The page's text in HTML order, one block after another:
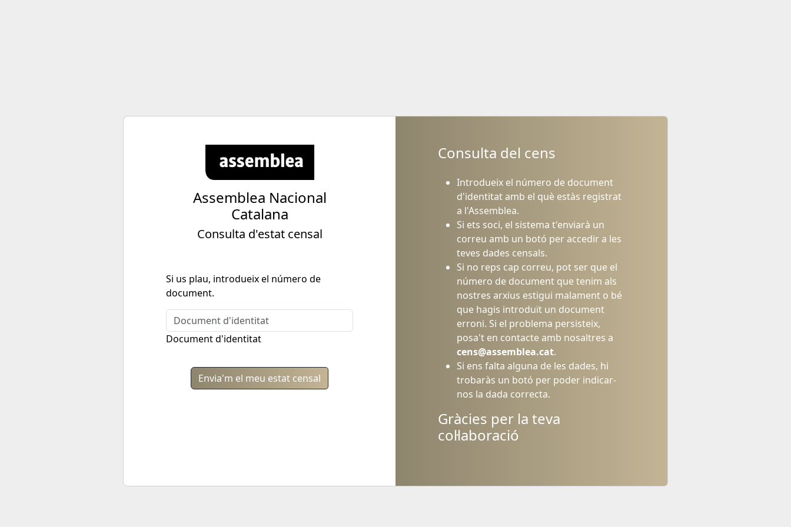
Assemblea Nacional
Catalana
Consulta d'estat censal
Si us plau, introdueix el número de
document.
Document d'identitat
Envia'm el meu estat censal
Consulta del cens
Introdueix el número de document
d'identitat amb el què estàs registrat
a l'Assemblea.
Si ets soci, el sistema t'enviarà un
correu amb un botó per accedir a les
teves dades censals.
Si no reps cap correu, pot ser que el
número de document que tenim als
nostres arxius estigui malament o bé
que hagis introduït un document
erroni. Si el problema persisteix,
posa't en contacte amb nosaltres a
cens@assemblea.cat.
Si ens falta alguna de les dades, hi
trobaràs un botó per poder indicar-
nos la dada correcta.
Gràcies per la teva
col·laboració